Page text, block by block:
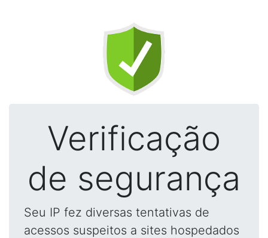
Verificação
de segurança
Seu IP fez diversas tentativas de
acessos suspeitos a sites hospedados